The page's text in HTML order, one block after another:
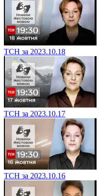
ТСН за 2023.10.18
ТСН за 2023.10.17
ТСН за 2023.10.16